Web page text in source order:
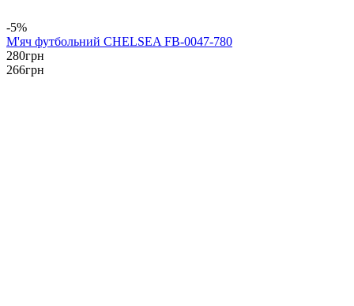
-5%
М'яч футбольний CHELSEA FB-0047-780
280грн
266грн